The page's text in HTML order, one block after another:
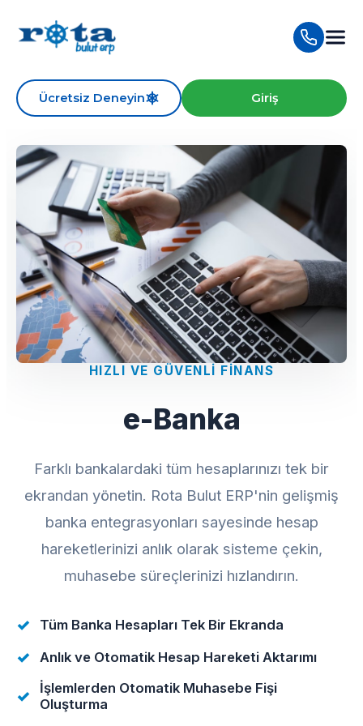
Ücretsiz Deneyin Giriş
HIZLI VE GÜVENLI FINANS
e-Banka
Farklı bankalardaki tüm hesaplarınızı tek bir
ekrandan yönetin. Rota Bulut ERP'nin gelişmiş
banka entegrasyonları sayesinde hesap
hareketlerinizi anlık olarak sisteme çekin,
muhasebe süreçlerinizi hızlandırın.
Tüm Banka Hesapları Tek Bir Ekranda
Anlık ve Otomatik Hesap Hareketi Aktarımı
İşlemlerden Otomatik Muhasebe Fişi
Oluşturma